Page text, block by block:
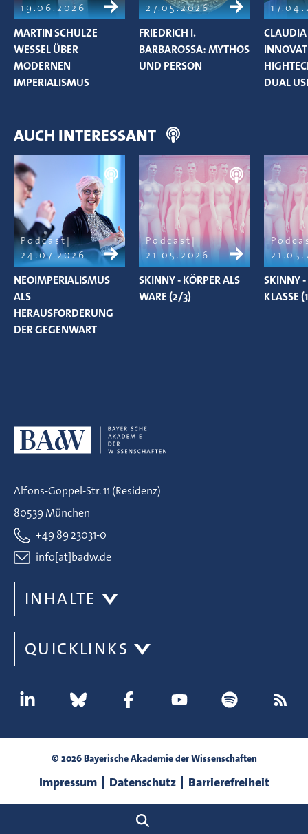
Suche
19.06.2026
MARTIN SCHULZE
WESSEL ÜBER
MODERNEN
IMPERIALISMUS
27.05.2026
FRIEDRICH I.
BARBAROSSA: MYTHOS
UND PERSON
CLAUDIA
DUAL
AUCH INTERESSANT
Podcast
24.07.2026
NEOIMPERIALISMUS
ALS
HERAUSFORDERUNG
DER GEGENWART
Podcast
21.05.2026
SKINNY - KÖRPER ALS
WARE (2/3)
SKINNY
KLASSE
Alfons-Goppel-Str. 11 (Residenz)
80539 München
+49 89 23031-0
info[at]badw.de
INHALTE
QUICKLINKS
© 2026 Bayerische Akademie der Wissenschaften
Impressum Datenschutz Barrierefreiheit